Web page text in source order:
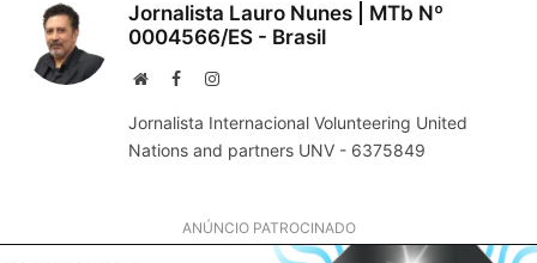
Jornalista Lauro Nunes | MTb Nº
0004566/ES - Brasil
WebsiteFacebookInstagram
Jornalista Internacional Volunteering United
Nations and partners UNV - 6375849
ANÚNCIO PATROCINADO